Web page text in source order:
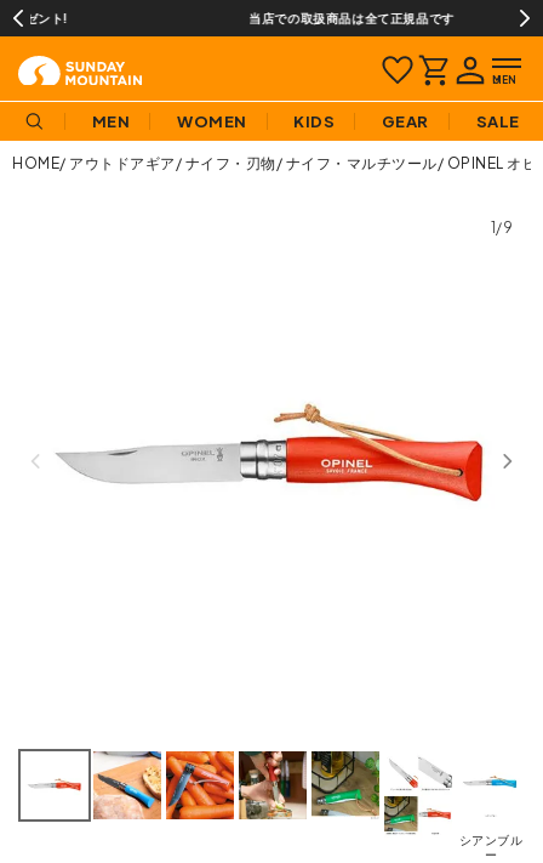
当店での取扱商品は全て正規品です
MEN WOMEN KIDS GEAR SALE
HOME アウトドアギア ナイフ・刃物 ナイフ・マルチツール OPINEL オ
1/9
シアンブル
ー